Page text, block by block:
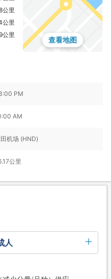
公里
公里
公里
查看地图
PM
AM
机场 (HND)
公里
人